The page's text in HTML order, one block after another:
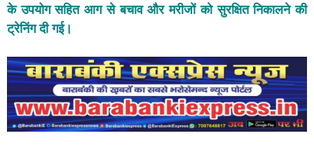
के उपयोग सहित आग से बचाव और मरीजों को सुरक्षित निकालने की
ट्रेनिंग दी गई।